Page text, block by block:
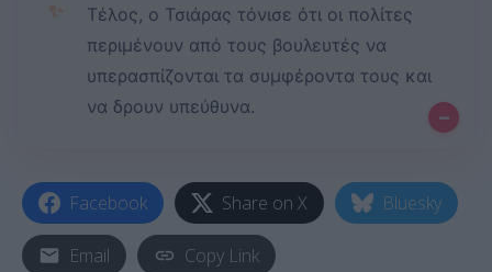
✨
Τέλος, ο Τσιάρας τόνισε ότι οι πολίτες
περιμένουν από τους βουλευτές να
υπερασπίζονται τα συμφέροντα τους και
να δρουν υπεύθυνα.
–
Facebook Share on X Bluesky
Email Copy Link